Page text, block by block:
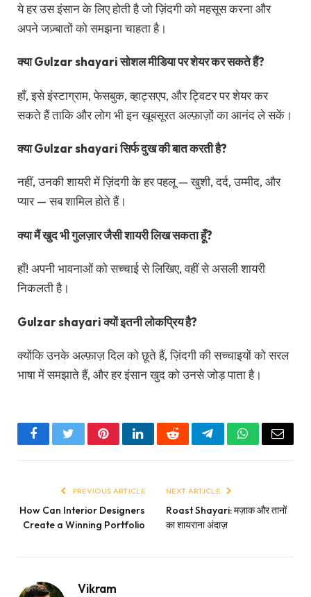
ये हर उस इंसान के लिए होती है जो ज़िंदगी को महसूस करना और
अपने जज़्बातों को समझना चाहता है।
क्या Gulzar shayari सोशल मीडिया पर शेयर कर सकते हैं?
हाँ, इसे इंस्टाग्राम, फेसबुक, व्हाट्सएप, और ट्विटर पर शेयर कर
सकते हैं ताकि और लोग भी इन खूबसूरत अल्फ़ाज़ों का आनंद ले सकें।
क्या Gulzar shayari सिर्फ दुख की बात करती है?
नहीं, उनकी शायरी में ज़िंदगी के हर पहलू — खुशी, दर्द, उम्मीद, और
प्यार — सब शामिल होते हैं।
क्या मैं खुद भी गुलज़ार जैसी शायरी लिख सकता हूँ?
हाँ! अपनी भावनाओं को सच्चाई से लिखिए, वहीं से असली शायरी
निकलती है।
Gulzar shayari क्यों इतनी लोकप्रिय है?
क्योंकि उनके अल्फ़ाज़ दिल को छूते हैं, ज़िंदगी की सच्चाइयों को सरल
भाषा में समझाते हैं, और हर इंसान खुद को उनसे जोड़ पाता है।
FacebookTwitterPinterestLinkedInRedditTelegramWhatsApp
Email
PREVIOUS ARTICLE
How Can Interior Designers
Create a Winning Portfolio
NEXT ARTICLE
Roast Shayari: मज़ाक और तानों
का शायराना अंदाज़
Vikram